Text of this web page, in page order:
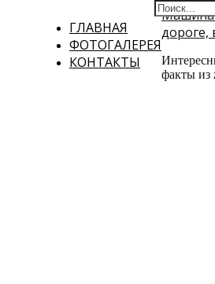
ГЛАВНАЯ
ФОТОГАЛЕРЕЯ
КОНТАКТЫ
Машина
дороге,
факты